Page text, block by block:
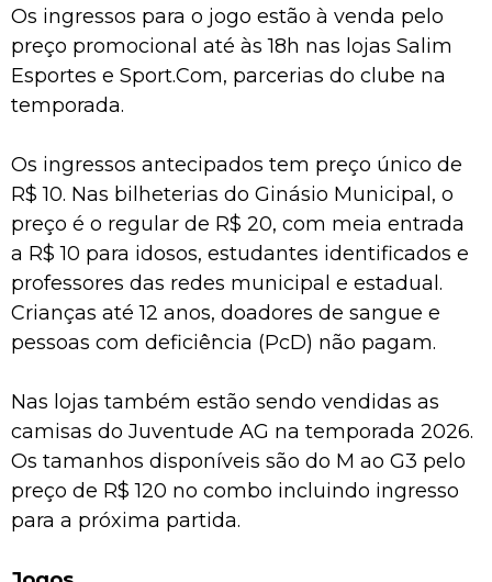
Os ingressos para o jogo estão à venda pelo
preço promocional até às 18h nas lojas Salim
Esportes e Sport.Com, parcerias do clube na
temporada.
Os ingressos antecipados tem preço único de
R$ 10. Nas bilheterias do Ginásio Municipal, o
preço é o regular de R$ 20, com meia entrada
a R$ 10 para idosos, estudantes identificados e
professores das redes municipal e estadual.
Crianças até 12 anos, doadores de sangue e
pessoas com deficiência (PcD) não pagam.
Nas lojas também estão sendo vendidas as
camisas do Juventude AG na temporada 2026.
Os tamanhos disponíveis são do M ao G3 pelo
preço de R$ 120 no combo incluindo ingresso
para a próxima partida.